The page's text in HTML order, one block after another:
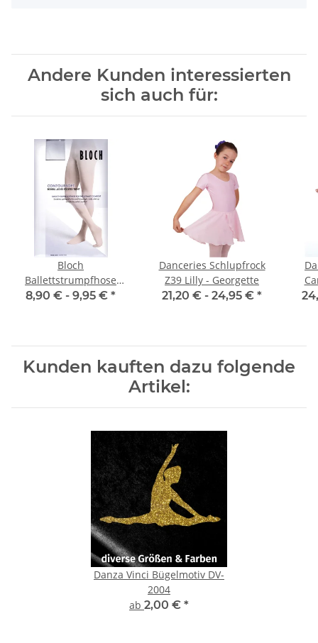
Andere Kunden interessierten
sich auch für:
Bloch
Ballettstrumpfhose
T0981 Footed Tight
8,90 € - 9,95 € *
Danceries Schlupfrock
Z39 Lilly - Georgette
21,20 € - 24,95 € *
Kunden kauften dazu folgende
Artikel:
Danza Vinci Bügelmotiv DV-
2004
ab 2,00 € *